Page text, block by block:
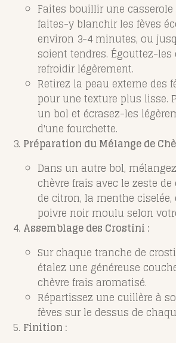
Faites bouillir une casserole
faites-y blanchir les fèves
environ 3-4 minutes, ou
soient tendres. Égouttez-
refroidir légèrement.
Retirez la peau externe des
pour une texture plus lisse.
un bol et écrasez-les
d'une fourchette.
Préparation du Mélange de
Dans un autre bol,
chèvre frais avec le zeste
de citron, la menthe
poivre noir moulu selon
Assemblage des Crostini :
Sur chaque tranche de
étalez une généreuse
chèvre frais aromatisé.
Répartissez une cuillère à
fèves sur le dessus de
Finition :